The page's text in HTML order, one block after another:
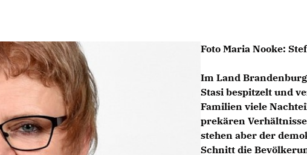
Foto Maria Nooke:
Im Land
Stasi bespitzelt und
Familien viele
prekären
stehen aber der
Schnitt die